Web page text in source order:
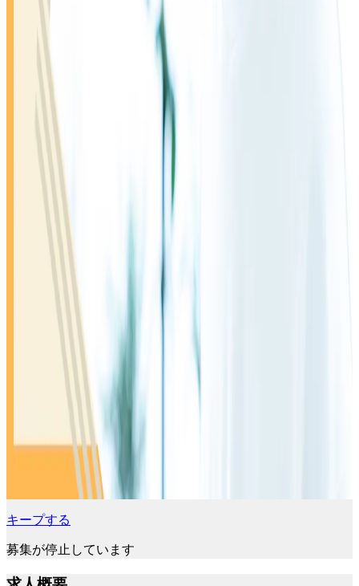
キープする
募集が停止しています